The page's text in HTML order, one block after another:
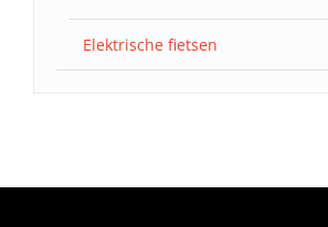
Elektrische fietsen